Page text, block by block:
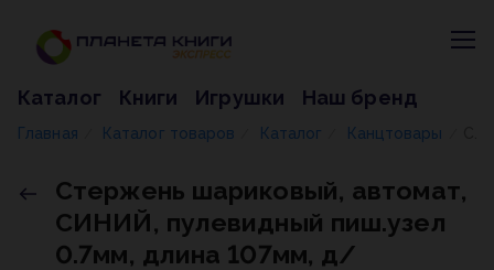
Каталог Книги Игрушки Наш бренд
Главная Каталог товаров Каталог Канцтовары
Стержень шариковый, автомат,
СИНИЙ, пулевидный пиш.узел
0.7мм, длина 107мм, д/